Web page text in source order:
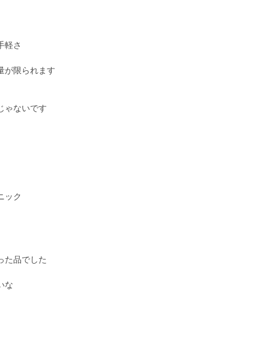
軽さ
が限られます
ゃないです
ック
た品でした
な